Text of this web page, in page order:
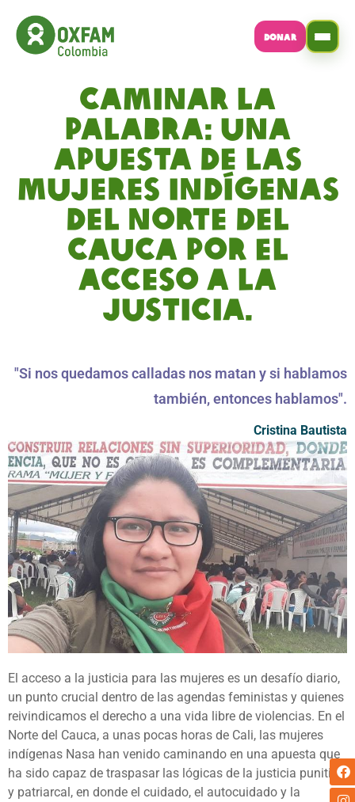
DONAR
Caminar la
palabra: Una
apuesta de las
mujeres indígenas
del Norte del
Cauca por el
acceso a la
justicia.
"Si nos quedamos calladas nos matan y si hablamos
también, entonces hablamos".
Cristina Bautista
El acceso a la justicia para las mujeres es un desafío diario,
un punto crucial dentro de las agendas feministas y quienes
reivindicamos el derecho a una vida libre de violencias. En el
Norte del Cauca, a unas pocas horas de Cali, las mujeres
indígenas Nasa han venido caminando en una apuesta que
ha sido capaz de traspasar las lógicas de la justicia punitiva
y patriarcal, en donde el cuidado, el autocuidado y la